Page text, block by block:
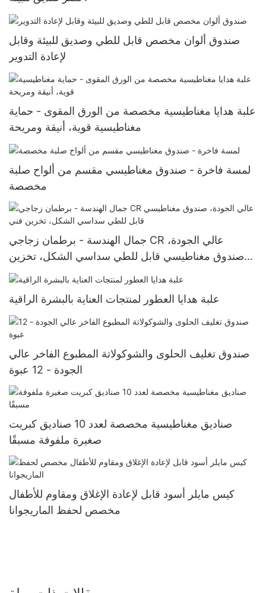
صندوق ألوان مخصص قابل للطي وصديق للبيئة وقابل
لإعادة التدوير
علبة هدايا مغناطيسية مخصصة من الورق المقوى - حماية
مغناطيسية قوية، أنيقة ومريحة
لمسة فاخرة - صندوق مغناطيسي مقسم من ألواح صلبة
مخصصة
جمال الهندسة - برطمان زجاجي CR عالي الجودة،
صندوق مغناطيسي قابل للطي سداسي الشكل، تخزين
فني
علبة هدايا العطور لمنتجات العناية بالبشرة الراقية
صندوق تغليف الحلوى والشوكولاتة المطبوع الفاخر عالي
الجودة - 12 عبوة
صناديق مغناطيسية مخصصة لعدد 10 صناديق كبريت
صغيرة ملفوفة مسبقًا
كيس مايلر أسود قابل لإعادة الإغلاق ومقاوم للأطفال
مخصص لحفظ الماريجوانا